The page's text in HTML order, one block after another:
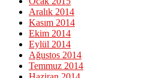
Aralık 2014
Kasım 2014
Ekim 2014
Eylül 2014
Ağustos 2014
Temmuz 2014